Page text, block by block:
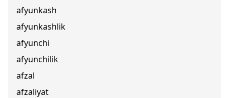
afyunkash
afyunkashlik
afyunchi
afyunchilik
afzal
afzaliyat